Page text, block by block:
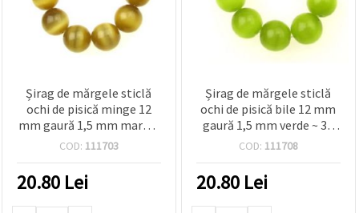
Șirag de mărgele sticlă
ochi de pisică minge 12
mm gaură 1,5 mm maro ~
33 bucăți
COD: 111703
20.80 Lei
Șirag de mărgele sticlă
ochi de pisică bile 12 mm
gaură 1,5 mm verde ~ 33
bucăți
COD: 111708
20.80 Lei